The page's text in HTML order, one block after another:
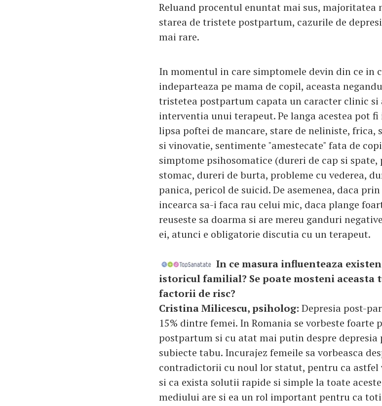
Reluand procentul enuntat mai sus, majoritatea
starea de tristete postpartum, cazurile de
mai rare.
In momentul in care simptomele devin din ce in
indeparteaza pe mama de copil, aceasta
tristetea postpartum capata un caracter clinic si
interventia unui terapeut. Pe langa acestea pot
lipsa poftei de mancare, stare de neliniste,
si vinovatie, sentimente "amestecate" fata de
simptome psihosomatice (dureri de cap si
stomac, dureri de burta, probleme cu vederea,
panica, pericol de suicid. De asemenea, daca
incearca sa-i faca rau celui mic, daca plange
reuseste sa doarma si are mereu ganduri
ei, atunci e obligatorie discutia cu un terapeut.
In ce masura influenteaza
istoricul familial? Se poate mosteni aceasta
factorii de risc?
Cristina Milicescu, psiholog: Depresia post-
15% dintre femei. In Romania se vorbeste foarte
postpartum si cu atat mai putin despre
subiecte tabu. Incurajez femeile sa vorbeasca
contradictorii cu noul lor statut, pentru ca astfel
si ca exista solutii rapide si simple la toate
mediului are si ea un rol important pentru ca